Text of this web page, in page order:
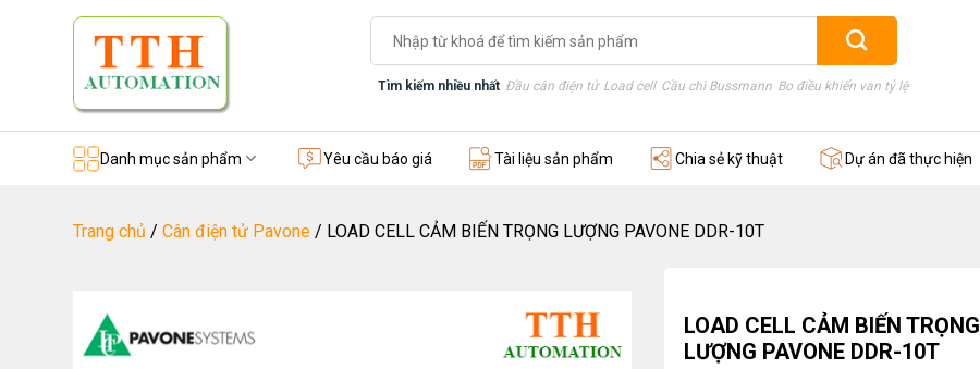
kiếm:
Tìm kiếm nhiều nhất Đầu cân điện tử Load cell Cầu chì Bussmann Bo điều khiển van tỷ lệ
Danh mục sản phẩm Yêu cầu báo giá Tài liệu sản phẩm Chia sẻ kỹ thuật Dự án đã thực hiện
Trang chủ / Cân điện tử Pavone / LOAD CELL CẢM BIẾN TRỌNG LƯỢNG PAVONE DDR-10T
LOAD CELL CẢM BIẾN TRỌNG
LƯỢNG PAVONE DDR-10T